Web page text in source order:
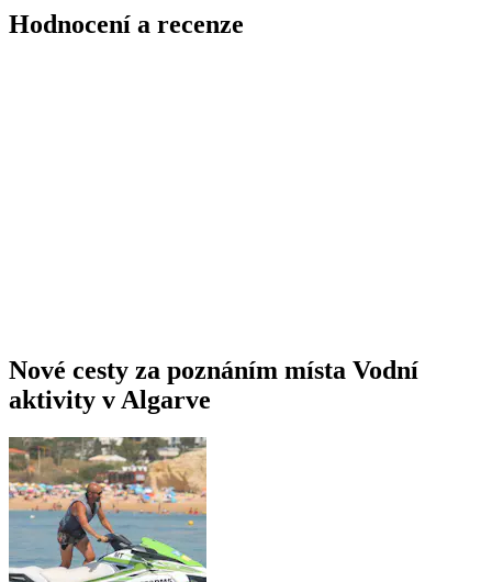
Hodnocení a recenze
Nové cesty za poznáním místa Vodní
aktivity v Algarve